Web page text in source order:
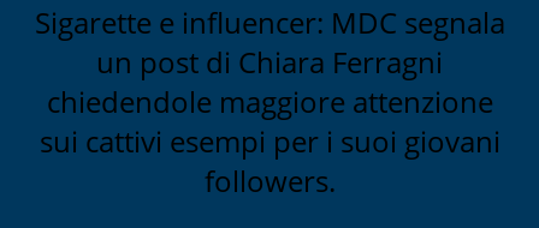
Sigarette e influencer: MDC segnala
un post di Chiara Ferragni
chiedendole maggiore attenzione
sui cattivi esempi per i suoi giovani
followers.